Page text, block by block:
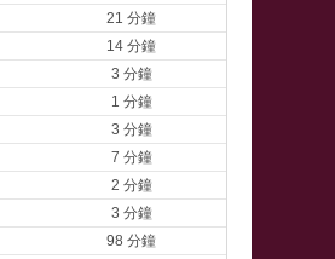
21 分鐘
14 分鐘
3 分鐘
1 分鐘
3 分鐘
7 分鐘
2 分鐘
3 分鐘
98 分鐘